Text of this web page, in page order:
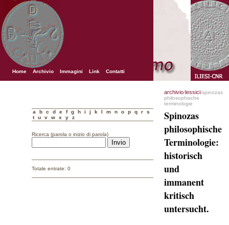
Home Archivio Immagini Link Contatti
a b c d e f g h i j k l m n o p q r
s
t
u v w x y z
Ricerca (parola o inizio di parola)
Totale entrate: 0
archivio/lessici/spinozas
philosophische
terminologie
Spinozas
philosophische
Terminologie:
historisch
und
immanent
kritisch
untersucht.